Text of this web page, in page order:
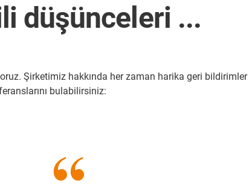
düşünceleri ...
Şirketimiz hakkında her zaman harika geri
bulabilirsiniz: